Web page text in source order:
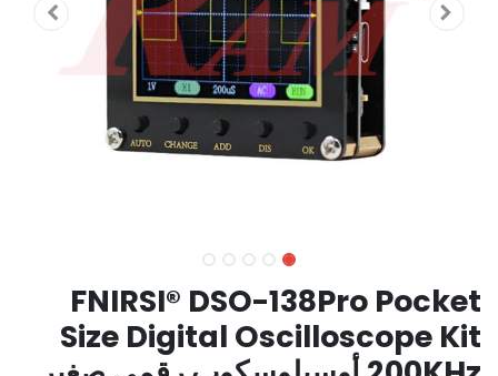
FNIRSI® DSO-138Pro Pocket
Size Digital Oscilloscope Kit